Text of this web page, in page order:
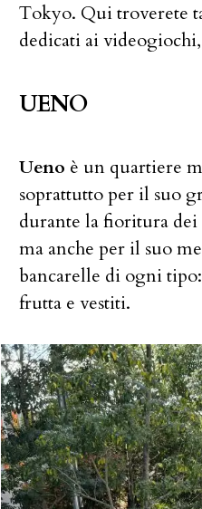
Tokyo. Qui troverete
dedicati ai
UENO
Ueno è un quartiere
soprattutto per il suo
durante la fioritura
ma anche per il suo
bancarelle di ogni
frutta e vestiti.